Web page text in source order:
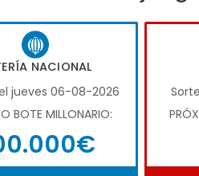
NACIONAL
jueves 06-08-2026
BOTE MILLONARIO: